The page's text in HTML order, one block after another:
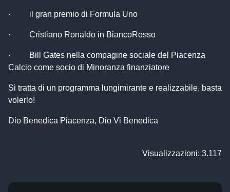
· il gran premio di Formula Uno
· Cristiano Ronaldo in BiancoRosso
· Bill Gates nella compagine sociale del Piacenza
Calcio come socio di Minoranza finanziatore
Si tratta di un programma lungimirante e realizzabile, basta
volerlo!
Dio Benedica Piacenza, Dio Vi Benedica
Visualizzazioni: 3.117